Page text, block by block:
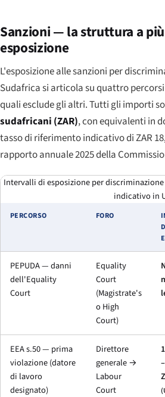
Sanzioni — la struttura a
esposizione
L'esposizione alle sanzioni per
Sudafrica si articola su quattro
quali esclude gli altri. Tutti gli importi
sudafricani (ZAR), con equivalenti in
tasso di riferimento indicativo di ZAR
rapporto annuale 2025 della
Intervalli di esposizione per
indicativo in
PERCORSO FORO
PEPUDA — danni
dell'Equality
Court
Equality
Court
(Magistrate's
oHigh
Court)
EEA s.50 — prima
violazione (datore
di lavoro
designato)
Direttore
generale →
Labour
Court